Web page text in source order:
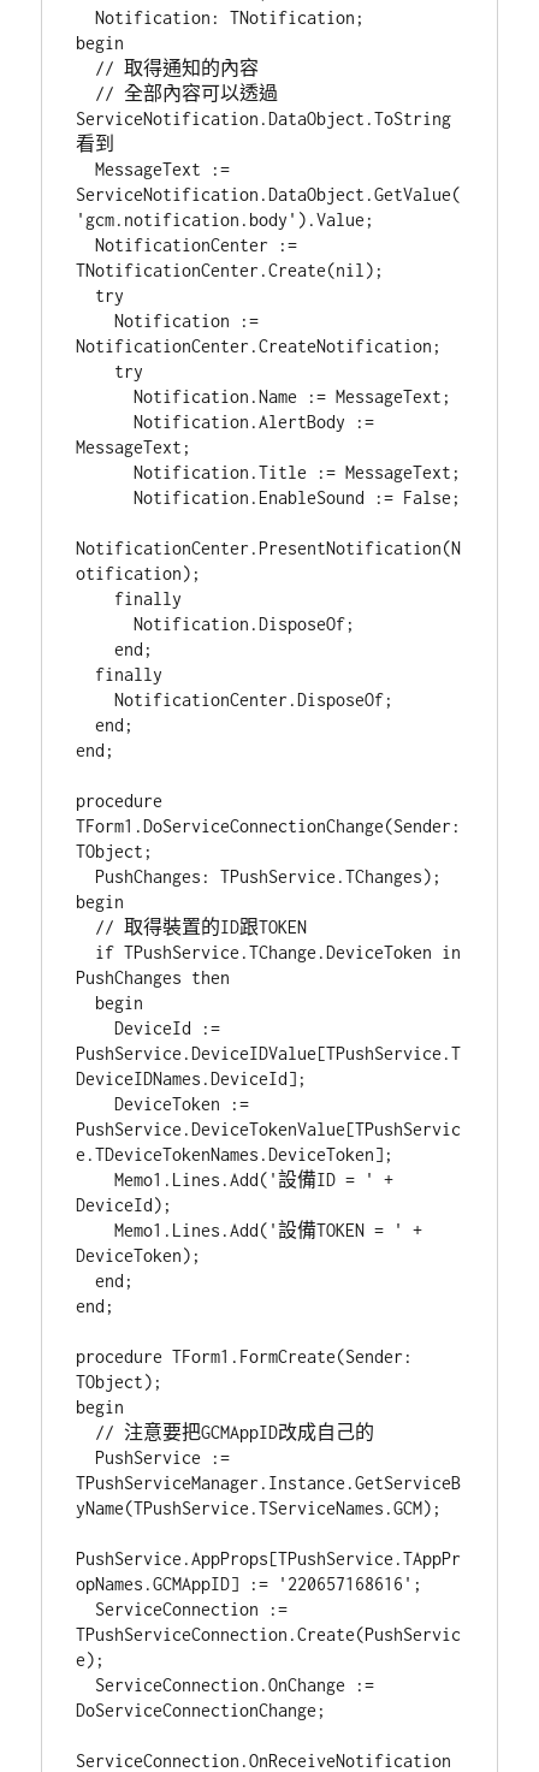
  Notification: TNotification;
begin
ServiceNotification.DataObject.ToString
看到
  MessageText :=
ServiceNotification.DataObject.GetValue(
'gcm.notification.body').Value;
  NotificationCenter :=
TNotificationCenter.Create(nil);
    Notification :=
NotificationCenter.CreateNotification;
      Notification.Name := MessageText;
      Notification.AlertBody :=
MessageText;
      Notification.Title := MessageText;
      Notification.EnableSound := False;
NotificationCenter.PresentNotification(N
otification);
      Notification.DisposeOf;
    end;
    NotificationCenter.DisposeOf;
  end;
end;
procedure
TForm1.DoServiceConnectionChange(Sender:
TObject;
begin
PushChanges then
    DeviceId :=
PushService.DeviceIDValue[TPushService.T
DeviceIDNames.DeviceId];
    DeviceToken :=
PushService.DeviceTokenValue[TPushServic
e.TDeviceTokenNames.DeviceToken];
    Memo1.Lines.Add('設備ID = ' +
DeviceId);
    Memo1.Lines.Add('設備TOKEN = ' +
DeviceToken);
  end;
end;
procedure TForm1.FormCreate(Sender:
TObject);
begin
TPushServiceManager.Instance.GetServiceB
yName(TPushService.TServiceNames.GCM);
PushService.AppProps[TPushService.TAppPr
opNames.GCMAppID] := '220657168616';
TPushServiceConnection.Create(PushServic
e);
DoServiceConnectionChange;
ServiceConnection.OnReceiveNotification